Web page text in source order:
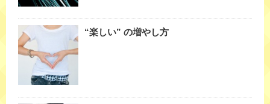
“楽しい” の増やし方